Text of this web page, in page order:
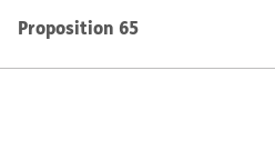
Proposition 65